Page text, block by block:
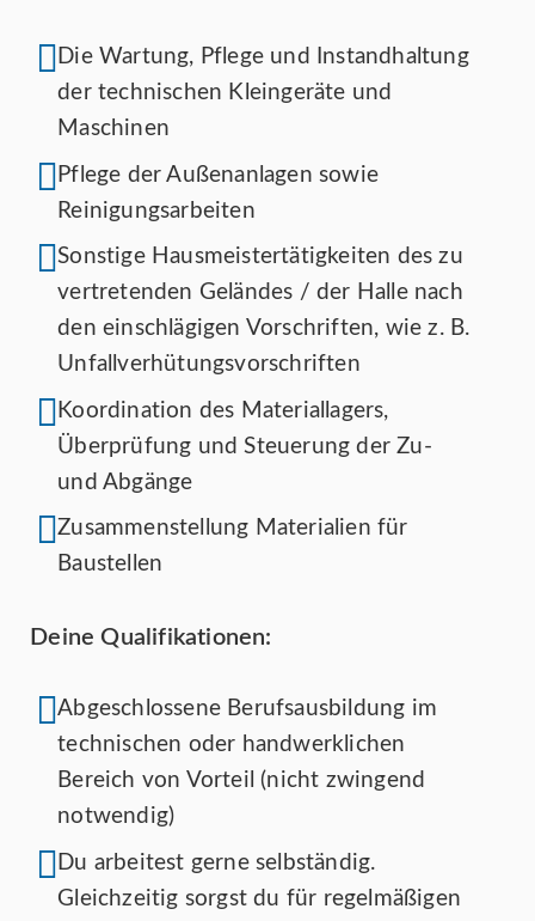
Die Wartung, Pflege und Instandhaltung
der technischen Kleingeräte und
Maschinen
Pflege der Außenanlagen sowie
Reinigungsarbeiten
Sonstige Hausmeistertätigkeiten des zu
vertretenden Geländes / der Halle nach
den einschlägigen Vorschriften, wie z. B.
Unfallverhütungsvorschriften
Koordination des Materiallagers,
Überprüfung und Steuerung der Zu-
und Abgänge
Zusammenstellung Materialien für
Baustellen
Deine Qualifikationen:
Abgeschlossene Berufsausbildung im
technischen oder handwerklichen
Bereich von Vorteil (nicht zwingend
notwendig)
Du arbeitest gerne selbständig.
Gleichzeitig sorgst du für regelmäßigen